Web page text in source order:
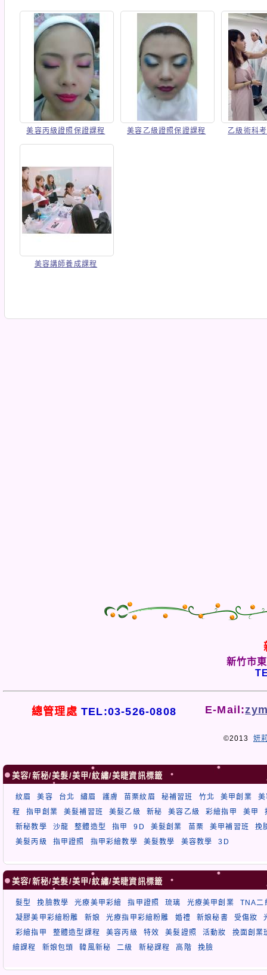
美容丙級證照保證課程 美容乙級證照保證課程 乙級術科
美容講師養成課程
新竹市
總管理處 TEL:03-526-0808 E-Mail:
©2013 妍
美容/新秘/美髮/美甲/紋繡/美睫資訊標籤
紋眉 美容 台北 繡眉 護膚 苗栗紋眉 秘補習班 竹北 美甲創業
程
指甲創業 美髮補習班 美髮乙級 新秘 美容乙級 彩繪指甲 美甲
新秘教學
沙龍 整體造型 指甲 9D 美髮創業 苗栗 美甲補習班
挽
美髮丙級
指甲證照 指甲彩繪教學 美髮教學 美容教學 3D
美容/新秘/美髮/美甲/紋繡/美睫資訊標籤
髮型 挽臉教學 光療美甲彩繪 指甲證照 琉璃 光療美甲創業
TNA二
凝膠美甲彩繪粉雕
新娘 光療指甲彩繪粉雕 婚禮 新娘秘書 受傷妝
彩繪指甲
整體造型課程 美容丙級 特效 美髮證照 活動妝
挽面創業
繪課程
新娘包頭 韓風新秘 二級 新秘課程 高階 挽臉